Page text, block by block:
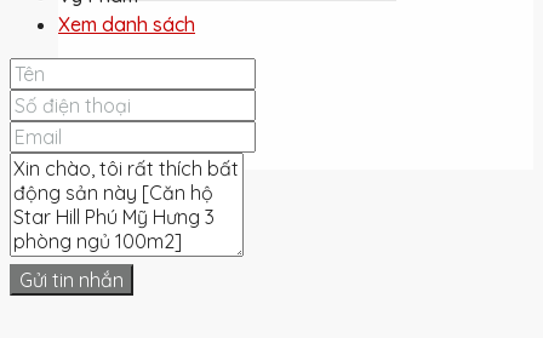
Cho Thuê Đất
Cho Thuê
Xem danh sách
Gửi tin nhắn